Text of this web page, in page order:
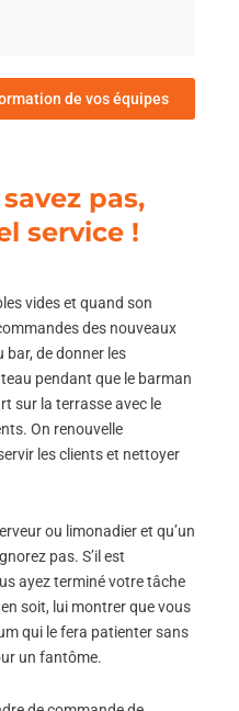
de vos équipes
pas,
service !
vides et quand son
des nouveaux
bar, de donner les
pendant que le barman
sur la terrasse avec le
On renouvelle
les clients et nettoyer
ou limonadier et qu’un
pas. S’il est
ayez terminé votre tâche
soit, lui montrer que vous
qui le fera patienter sans
un fantôme.